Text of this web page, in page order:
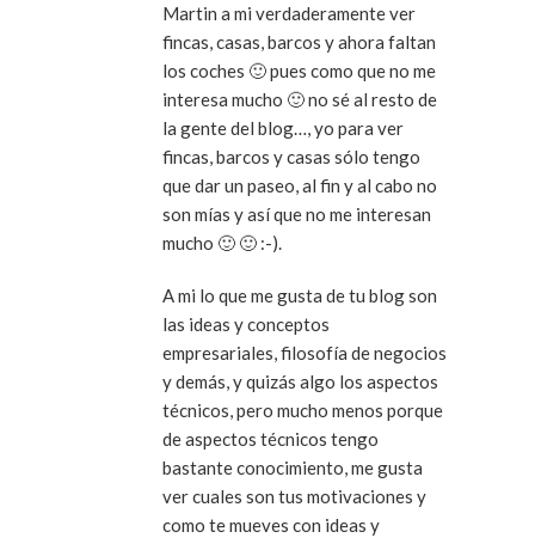
Martin a mi verdaderamente ver
fincas, casas, barcos y ahora faltan
los coches 🙂 pues como que no me
interesa mucho 🙂 no sé al resto de
la gente del blog…, yo para ver
fincas, barcos y casas sólo tengo
que dar un paseo, al fin y al cabo no
son mías y así que no me interesan
mucho 🙂 🙂 :-).
A mi lo que me gusta de tu blog son
las ideas y conceptos
empresariales, filosofía de negocios
y demás, y quizás algo los aspectos
técnicos, pero mucho menos porque
de aspectos técnicos tengo
bastante conocimiento, me gusta
ver cuales son tus motivaciones y
como te mueves con ideas y